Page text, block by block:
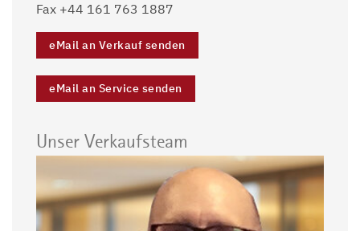
Fax +44 161 763 1887
eMail an Verkauf senden
eMail an Service senden
Unser Verkaufsteam